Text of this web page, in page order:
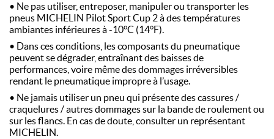
• Ne pas utiliser, entreposer, manipuler ou transporter les
pneus MICHELIN Pilot Sport Cup 2 à des températures
ambiantes inférieures à -10°C (14°F).
• Dans ces conditions, les composants du pneumatique
peuvent se dégrader, entraînant des baisses de
performances, voire même des dommages irréversibles
rendant le pneumatique impropre à l’usage.
• Ne jamais utiliser un pneu qui présente des cassures /
craquelures / autres dommages sur la bande de roulement ou
sur les flancs. En cas de doute, consulter un représentant
MICHELIN.